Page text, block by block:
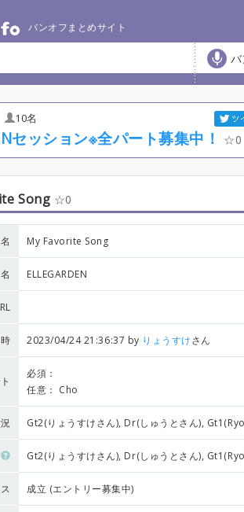
バンオフまとめサイト
10名
セッション※全パート募集中！ 0
Song 0
My Favorite Song
ELLEGARDEN
2023/04/24 21:36:37 by りょうすけさん
必須：
任意： Cho
Gt2(りょうすけさん), Dr(しゅうとさん),
Gt2(りょうすけさん), Dr(しゅうとさん),
成立 (エントリー募集中)